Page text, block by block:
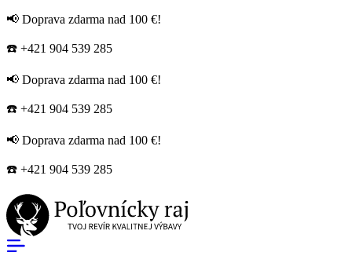
📢 Doprava zdarma nad 100 €!
☎️ +421 904 539 285
📢 Doprava zdarma nad 100 €!
☎️ +421 904 539 285
📢 Doprava zdarma nad 100 €!
☎️ +421 904 539 285